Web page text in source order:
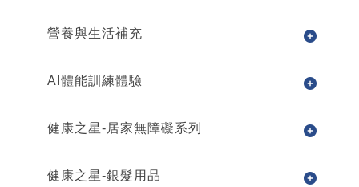
營養與生活補充
AI體能訓練體驗
健康之星-居家無障礙系列
健康之星-銀髮用品